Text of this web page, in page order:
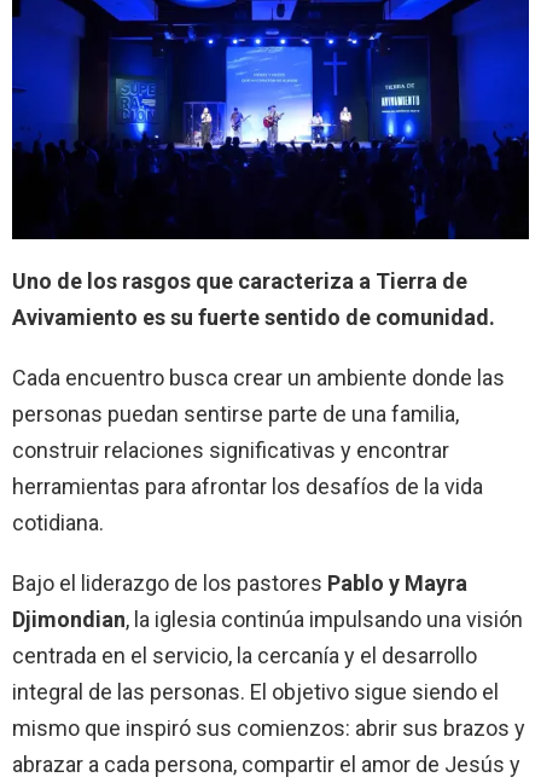
Uno de los rasgos que caracteriza a Tierra de
Avivamiento es su fuerte sentido de comunidad.
Cada encuentro busca crear un ambiente donde las
personas puedan sentirse parte de una familia,
construir relaciones significativas y encontrar
herramientas para afrontar los desafíos de la vida
cotidiana.
Bajo el liderazgo de los pastores Pablo y Mayra
Djimondian, la iglesia continúa impulsando una visión
centrada en el servicio, la cercanía y el desarrollo
integral de las personas. El objetivo sigue siendo el
mismo que inspiró sus comienzos: abrir sus brazos y
abrazar a cada persona, compartir el amor de Jesús y